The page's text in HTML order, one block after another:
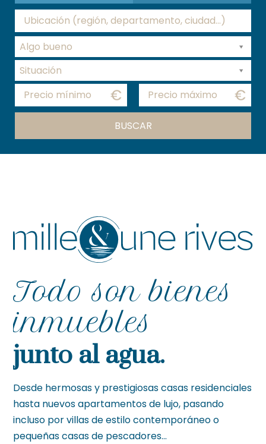
Algo bueno
Situación
Todo son bienes
inmuebles
junto al agua.
Desde hermosas y prestigiosas casas residenciales
hasta nuevos apartamentos de lujo, pasando
incluso por villas de estilo contemporáneo o
pequeñas casas de pescadores...